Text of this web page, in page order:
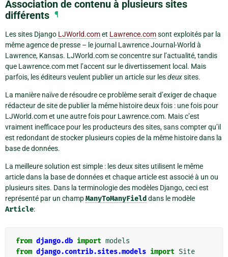
Association de contenu à plusieurs sites
différents ¶
Les sites Django LJWorld.comet Lawrence.comsont exploités par la
même agence de presse – le journal Lawrence Journal-World à
Lawrence, Kansas. LJWorld.com se concentre sur l’actualité, tandis
que Lawrence.com met l’accent sur le divertissement local. Mais
parfois, les éditeurs veulent publier un article sur lesdeuxsites.
La manière naïve de résoudre ce problème serait d’exiger de chaque
rédacteur de site de publier la même histoire deux fois : une fois pour
LJWorld.com et une autre fois pour Lawrence.com. Mais c’est
vraiment inefficace pour les producteurs des sites, sans compter qu’il
est redondant de stocker plusieurs copies de la même histoire dans la
base de données.
La meilleure solution est simple : les deux sites utilisent le même
article dans la base de données et chaque article est associé à un ou
plusieurs sites. Dans la terminologie des modèles Django, ceci est
représenté par un champManyToManyField dans le modèle
Article:
from django.db import models
from django.contrib.sites.models import Site